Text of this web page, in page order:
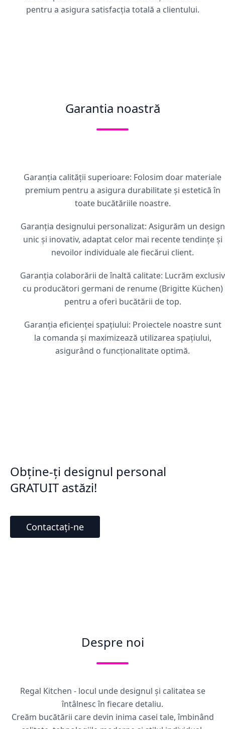
pentru a asigura satisfacția totală a clientului.
Garantia noastră
Garanția calității superioare: Folosim doar materiale
premium pentru a asigura durabilitate și estetică în
toate bucătăriile noastre.
Garanția designului personalizat: Asigurăm un design
unic și inovativ, adaptat celor mai recente tendințe și
nevoilor individuale ale fiecărui client.
Garanția colaborării de înaltă calitate: Lucrăm exclusiv
cu producători germani de renume (Brigitte Küchen)
pentru a oferi bucătării de top.
Garanția eficienței spațiului: Proiectele noastre sunt
la comanda și maximizează utilizarea spațiului,
asigurând o funcționalitate optimă.
Obține-ți designul personal
GRATUIT astăzi!
Contactați-ne
Despre noi
Regal Kitchen - locul unde designul și calitatea se
întâlnesc în fiecare detaliu.
Creăm bucătării care devin inima casei tale, îmbinând